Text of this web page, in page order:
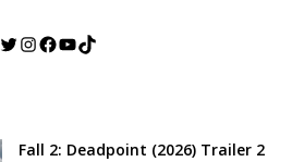
Twitter
Instagram
Facebook
YouTube
TikTok
Fall 2: Deadpoint (2026) Trailer 2